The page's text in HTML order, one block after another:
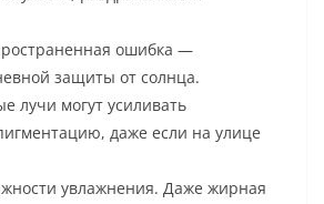
ошибка —
защиты от солнца.
лучи могут усиливать
даже если на улице
увлажнения. Даже жирная